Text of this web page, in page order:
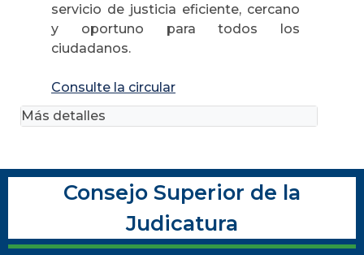
servicio de justicia eficiente, cercano
y oportuno para todos los
ciudadanos.
Consulte la circular
Más detalles
Consejo Superior de la
Judicatura